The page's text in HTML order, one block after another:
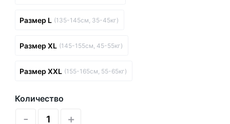
Размер L (135-145см, 35-45кг)
Размер XL (145-155см, 45-55кг)
Размер XXL (155-165см, 55-65кг)
Количество
- +